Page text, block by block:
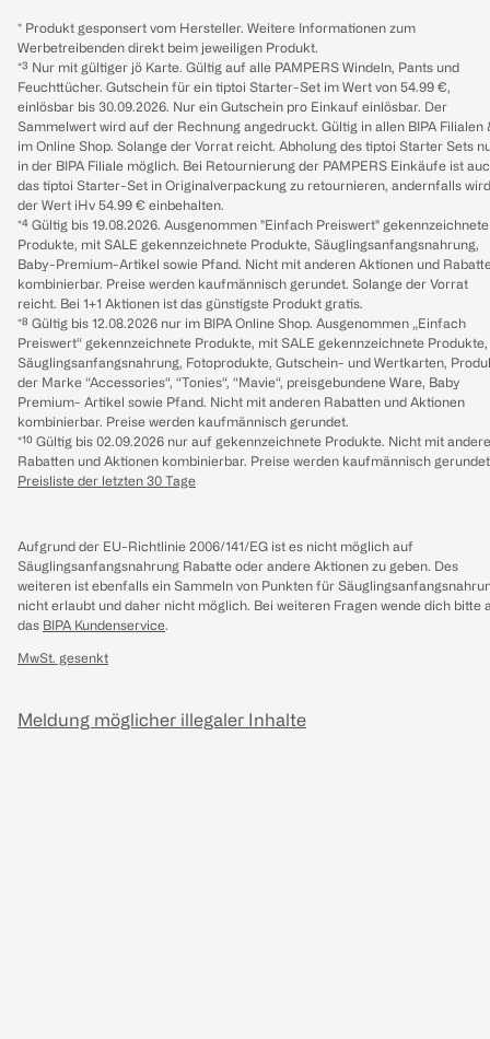
* Produkt gesponsert vom Hersteller. Weitere Informationen zum
Werbetreibenden direkt beim jeweiligen Produkt.
*³ Nur mit gültiger jö Karte. Gültig auf alle PAMPERS Windeln, Pants und
Feuchttücher. Gutschein für ein tiptoi Starter-Set im Wert von 54.99 €,
einlösbar bis 30.09.2026. Nur ein Gutschein pro Einkauf einlösbar. Der
Sammelwert wird auf der Rechnung angedruckt. Gültig in allen BIPA Filialen
im Online Shop. Solange der Vorrat reicht. Abholung des tiptoi Starter Sets
in der BIPA Filiale möglich. Bei Retournierung der PAMPERS Einkäufe ist
das tiptoi Starter-Set in Originalverpackung zu retournieren, andernfalls wird
der Wert iHv 54.99 € einbehalten.
*⁴ Gültig bis 19.08.2026. Ausgenommen "Einfach Preiswert" gekennzeichnete
Produkte, mit SALE gekennzeichnete Produkte, Säuglingsanfangsnahrung,
Baby-Premium-Artikel sowie Pfand. Nicht mit anderen Aktionen und
kombinierbar. Preise werden kaufmännisch gerundet. Solange der Vorrat
reicht. Bei 1+1 Aktionen ist das günstigste Produkt gratis.
*⁸ Gültig bis 12.08.2026 nur im BIPA Online Shop. Ausgenommen „Einfach
Preiswert“ gekennzeichnete Produkte, mit SALE gekennzeichnete Produkte,
Säuglingsanfangsnahrung, Fotoprodukte, Gutschein- und Wertkarten,
der Marke “Accessories“, “Tonies“, “Mavie“, preisgebundene Ware, Baby
Premium- Artikel sowie Pfand. Nicht mit anderen Rabatten und Aktionen
kombinierbar. Preise werden kaufmännisch gerundet.
*¹⁰ Gültig bis 02.09.2026 nur auf gekennzeichnete Produkte. Nicht mit
Rabatten und Aktionen kombinierbar. Preise werden kaufmännisch
Preisliste der letzten 30 Tage
Aufgrund der EU-Richtlinie 2006/141/EG ist es nicht möglich auf
Säuglingsanfangsnahrung Rabatte oder andere Aktionen zu geben. Des
weiteren ist ebenfalls ein Sammeln von Punkten für
nicht erlaubt und daher nicht möglich. Bei weiteren Fragen wende dich bitte
das BIPA Kundenservice.
MwSt. gesenkt
Meldung möglicher illegaler Inhalte